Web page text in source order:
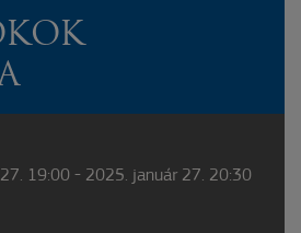
19:00 - 2025. január 27. 20:30